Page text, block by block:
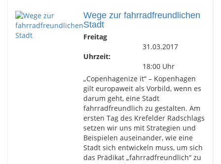
Wege zur fahrradfreundlichen
Stadt
Freitag
31.03.2017
Uhrzeit:
18:00 Uhr
„Copenhagenize it“ – Kopenhagen
gilt europaweit als Vorbild, wenn es
darum geht, eine Stadt
fahrradfreundlich zu gestalten. Am
ersten Tag des Krefelder Radschlags
setzen wir uns mit Strategien und
Beispielen auseinander, wie eine
Stadt sich entwickeln muss, um sich
das Prädikat „fahrradfreundlich“ zu